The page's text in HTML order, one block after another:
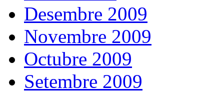
Desembre 2009
Novembre 2009
Octubre 2009
Setembre 2009